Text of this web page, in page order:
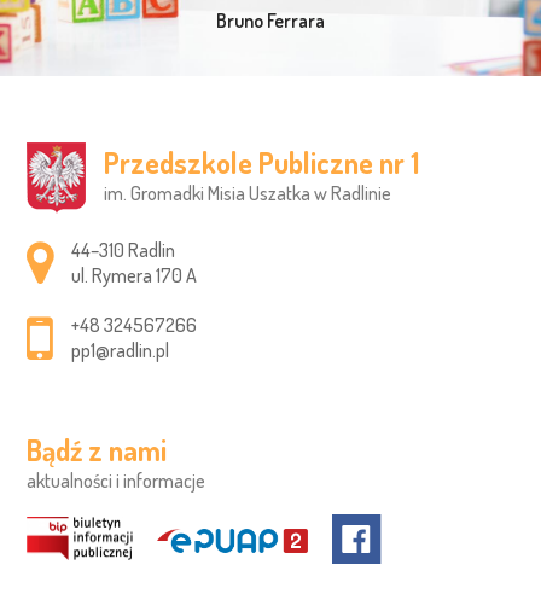
Bruno Ferrara
Przedszkole Publiczne nr 1
im. Gromadki Misia Uszatka w Radlinie
Adres pocztowy:
44–310 Radlin
ul. Rymera 170 A
+48 324567266
pp1@radlin.pl
Bądź z nami
aktualności i informacje